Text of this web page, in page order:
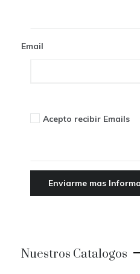
Email
Acepto recibir Emails
Nuestros Catalogos